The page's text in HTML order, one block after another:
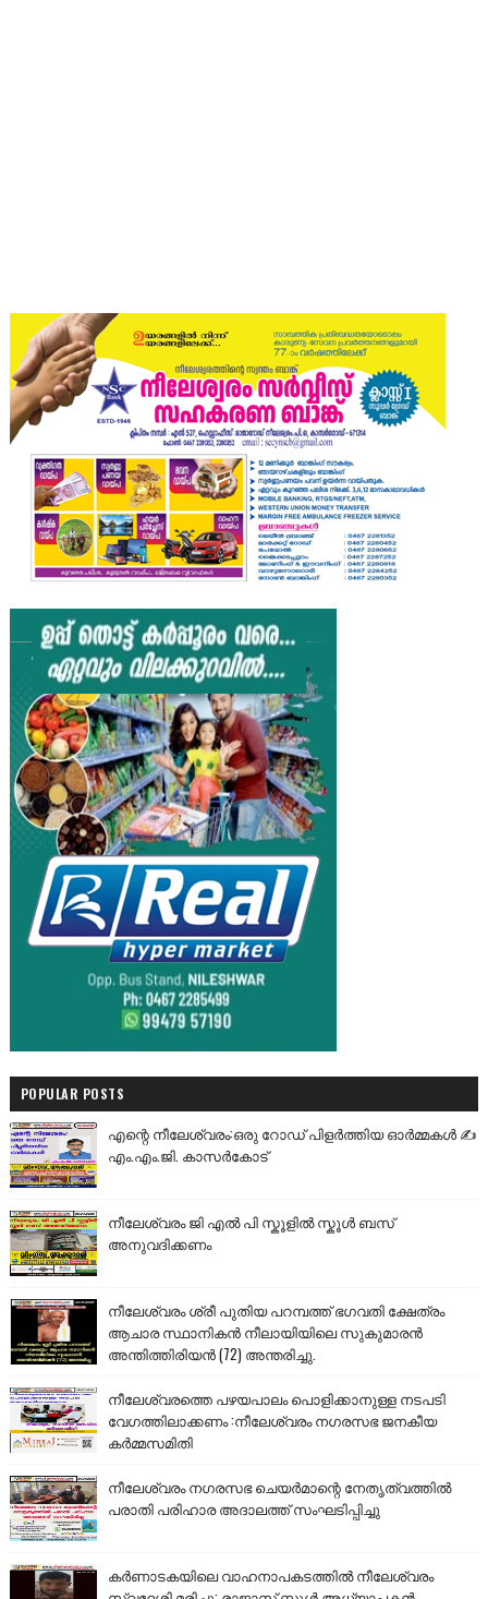
POPULAR POSTS
എന്റെ നീലേശ്വരം:ഒരു റോഡ് പിളർത്തിയ ഓർമ്മകൾ ✍️
എം.എം.ജി. കാസർകോട്
നീലേശ്വരം ജി എൽ പി സ്കൂളിൽ സ്കൂൾ ബസ്
അനുവദിക്കണം
നീലേശ്വരം ശ്രീ പുതിയ പറമ്പത്ത് ഭഗവതി ക്ഷേത്രം
ആചാര സ്ഥാനികൻ നീലായിയിലെ സുകുമാരൻ
അന്തിത്തിരിയൻ (72) അന്തരിച്ചു.
നീലേശ്വരത്തെ പഴയപാലം പൊളിക്കാനുള്ള നടപടി
വേഗത്തിലാക്കണം :നീലേശ്വരം നഗരസഭ ജനകീയ
കർമ്മസമിതി
നീലേശ്വരം നഗരസഭ ചെയർമാന്റെ നേതൃത്വത്തിൽ
പരാതി പരിഹാര അദാലത്ത് സംഘടിപ്പിച്ചു
കർണാടകയിലെ വാഹനാപകടത്തിൽ നീലേശ്വരം